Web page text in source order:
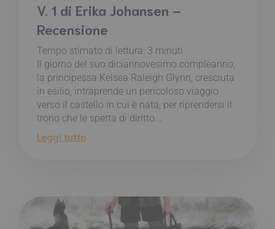
V. 1 di Erika Johansen –
Recensione
Tempo stimato di lettura: 3 minuti
Il giorno del suo diciannovesimo compleanno,
la principessa Kelsea Raleigh Glynn, cresciuta
in esilio, intraprende un pericoloso viaggio
verso il castello in cui è nata, per riprendersi il
trono che le spetta di diritto...
Leggi tutto